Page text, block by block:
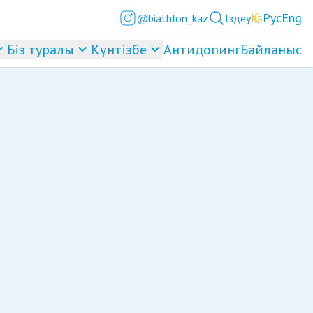
@biathlon_kaz ІздеуҚазРусEng
Біз туралы Күнтізбе АнтидопингБайланыс